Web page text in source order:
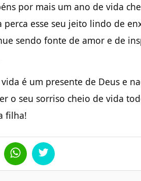
por mais um ano de vida
perca esse seu jeito lindo de
sendo fonte de amor e de
vida é um presente de Deus e
o seu sorriso cheio de vida
filha!